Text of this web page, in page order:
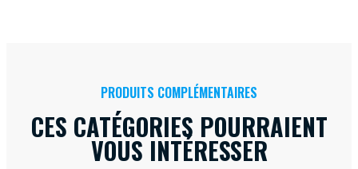
PRODUITS COMPLÉMENTAIRES
CES CATÉGORIES POURRAIENT
VOUS INTÉRESSER